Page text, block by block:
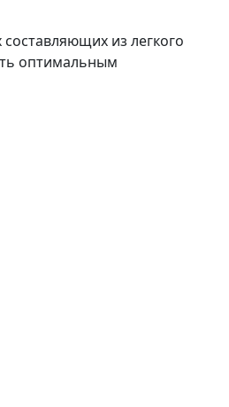
из легкого
оптимальным